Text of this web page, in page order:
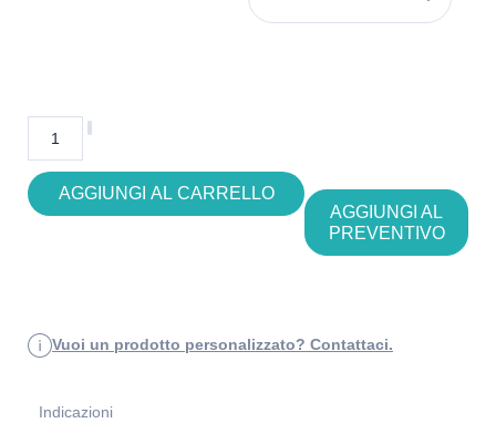
AGGIUNGI AL CARRELLO
AGGIUNGI AL
PREVENTIVO
Vuoi un prodotto personalizzato? Contattaci.
Indicazioni